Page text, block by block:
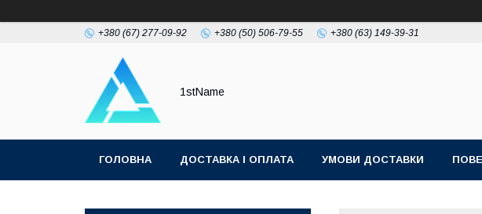
+380 (67) 277-09-92 +380 (50) 506-79-55 +380 (63) 149-39-31
1stName
ГОЛОВНА ДОСТАВКА І ОПЛАТА УМОВИ ДОСТАВКИ